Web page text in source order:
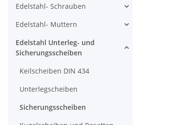
Edelstahl- Schrauben
Edelstahl- Muttern
Edelstahl Unterleg- und
Sicherungsscheiben
Keilscheiben DIN 434
Unterlegscheiben
Sicherungsscheiben